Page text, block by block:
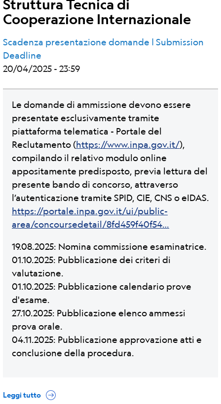
Struttura Tecnica di
Cooperazione Internazionale
Scadenza presentazione domande | Submission
Deadline
20/04/2025 - 23:59
Le domande di ammissione devono essere
presentate esclusivamente tramite
piattaforma telematica - Portale del
Reclutamento (https://www.inpa.gov.it/),
compilando il relativo modulo online
appositamente predisposto, previa lettura del
presente bando di concorso, attraverso
l’autenticazione tramite SPID, CIE, CNS o eIDAS.
https://portale.inpa.gov.it/ui/public-
area/concoursedetail/8fd459f40f54…
19.08.2025: Nomina commissione esaminatrice.
01.10.2025: Pubblicazione dei criteri di
valutazione.
01.10.2025: Pubblicazione calendario prove
d'esame.
27.10.2025: Pubblicazione elenco ammessi
prova orale.
04.11.2025: Pubblicazione approvazione atti e
conclusione della procedura.
Leggi tutto